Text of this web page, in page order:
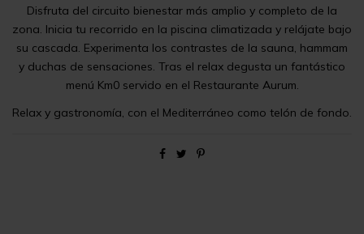
Disfruta del circuito bienestar más amplio y completo de la
zona. Inicia tu recorrido en la piscina climatizada y relájate bajo
su cascada. Experimenta los contrastes de la sauna, hammam
y duchas de sensaciones. Tras el relax degusta un fantástico
menú Km0 servido en el Restaurante Aurum.
Relax y gastronomía, con el Mediterráneo como telón de fondo.